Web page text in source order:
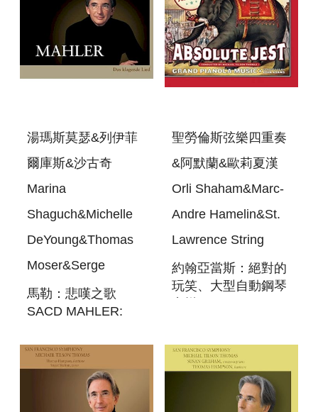
& ROMEO AND
JULIET, FANTASY-
OVER
湯瑪斯莫瑟&列伊菲
爾庫斯&沙古奇
Marina
Shaguch&Michelle
DeYoung&Thomas
Moser&Serge
馬勒：悲嘆之歌
SACD MAHLER:
LIED
聖勞倫斯弦樂四重奏
&阿默蘭&歐莉夏漢
Orli Shaham&Marc-
Andre Hamelin&St.
Lawrence String
約翰亞當斯：絕對的
玩笑、大型自動鋼琴
MUSIC